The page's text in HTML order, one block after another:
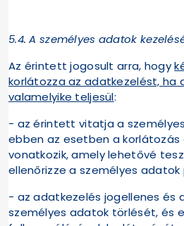
5.4.A személyes adatok
Az érintett jogosult arra, hogy
korlátozza az adatkezelést, ha
valamelyike teljesül:
- az érintett vitatja a
ebben az esetben a
vonatkozik, amely lehetővé
ellenőrizze a személyes
- az adatkezelés jogellenes és
személyes adatok törlését, és